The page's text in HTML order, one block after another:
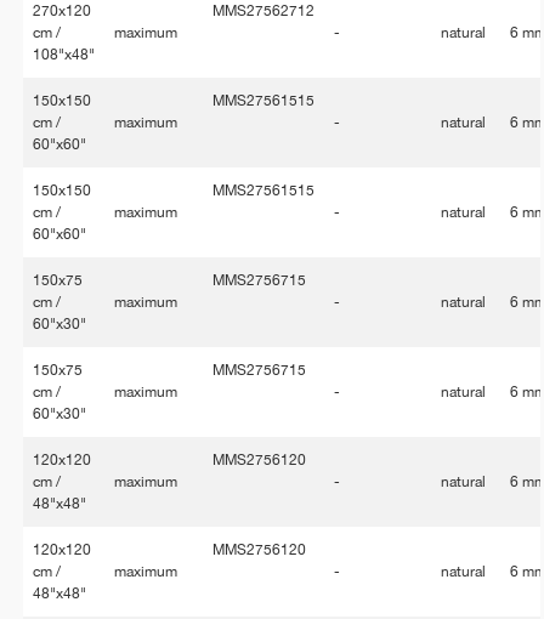
270x120
cm /
108"x48"
maximum
MMS27562712
-
natural 6
150x150
cm /
60"x60"
maximum
MMS27561515
-
natural 6
150x150
cm /
60"x60"
maximum
MMS27561515
-
natural 6
150x75
cm /
60"x30"
maximum
MMS2756715
-
natural 6
150x75
cm /
60"x30"
maximum
MMS2756715
-
natural 6
120x120
cm /
48"x48"
maximum
MMS2756120
-
natural 6
120x120
cm /
48"x48"
maximum
MMS2756120
-
natural 6